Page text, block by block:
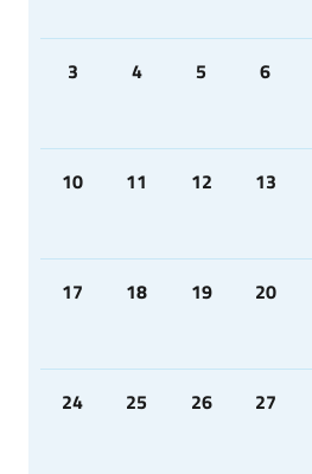
3 4 5 6
10 11 12 13
17 18 19 20
24 25 26 27